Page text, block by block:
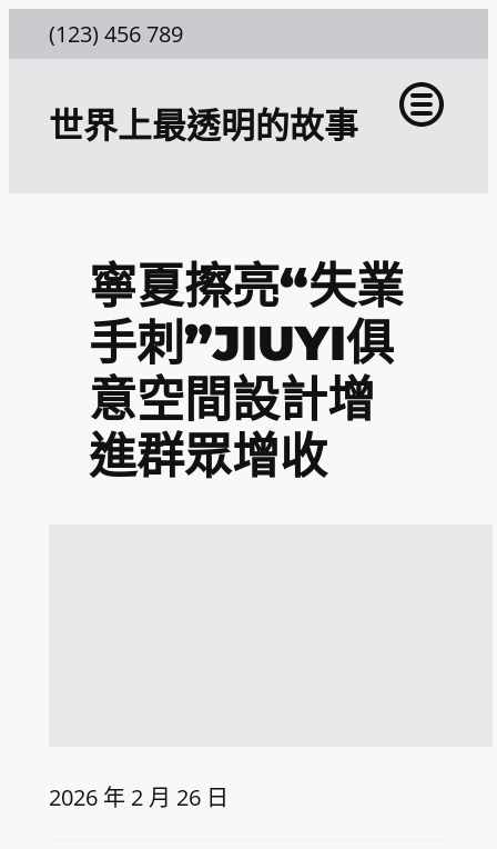
至
(123) 456 789
世界上最透明的故事
寧夏擦亮“失業
手刺”JIUYI俱
意空間設計增
進群眾增收
2026 年 2 月 26 日